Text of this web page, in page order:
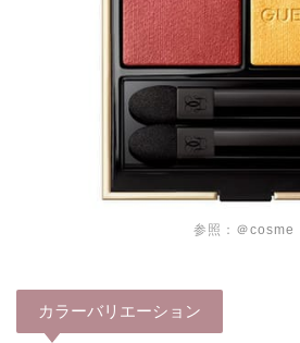
参照： ＠cosme
カラーバリエーション